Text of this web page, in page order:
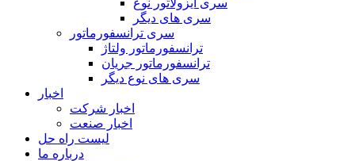
سری ایزولاتور نوع
سری های دیگر
سری ترانسفورماتور
ترانسفورماتور ولتاژ
ترانسفورماتور جریان
سری های نوع دیگر
اخبار
اخبار شرکت
اخبار صنعت
لیست راه حل
درباره ما